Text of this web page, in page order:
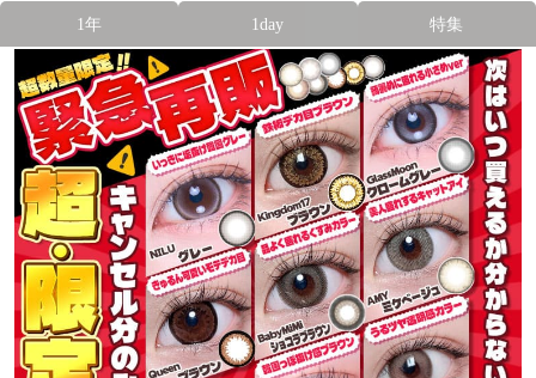
1年 1day 特集